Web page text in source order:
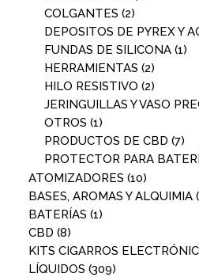
COLGANTES (2)
DEPOSITOS DE PYREX Y
FUNDAS DE SILICONA (1)
HERRAMIENTAS (2)
HILO RESISTIVO (2)
JERINGUILLAS Y VASO
OTROS (1)
PRODUCTOS DE CBD (7)
PROTECTOR PARA
ATOMIZADORES (10)
BASES, AROMAS Y ALQUIMIA
BATERÍAS (1)
CBD (8)
KITS CIGARROS
LÍQUIDOS (309)